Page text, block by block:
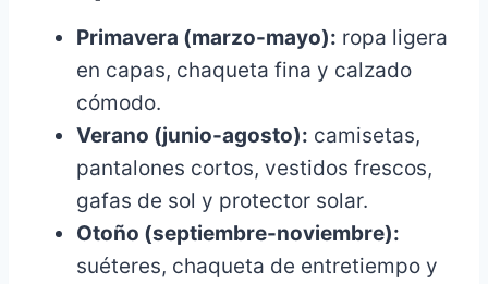
Primavera (marzo-mayo): ropa ligera
en capas, chaqueta fina y calzado
cómodo.
Verano (junio-agosto): camisetas,
pantalones cortos, vestidos frescos,
gafas de sol y protector solar.
Otoño (septiembre-noviembre):
suéteres, chaqueta de entretiempo y